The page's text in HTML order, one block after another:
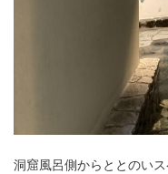
洞窟風呂側からととのい